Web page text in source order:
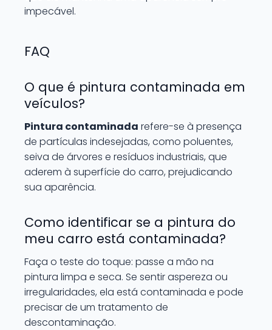
impecável.
FAQ
O que é pintura contaminada em
veículos?
Pintura contaminada refere-se à presença
de partículas indesejadas, como poluentes,
seiva de árvores e resíduos industriais, que
aderem à superfície do carro, prejudicando
sua aparência.
Como identificar se a pintura do
meu carro está contaminada?
Faça o teste do toque: passe a mão na
pintura limpa e seca. Se sentir aspereza ou
irregularidades, ela está contaminada e pode
precisar de um tratamento de
descontaminação.